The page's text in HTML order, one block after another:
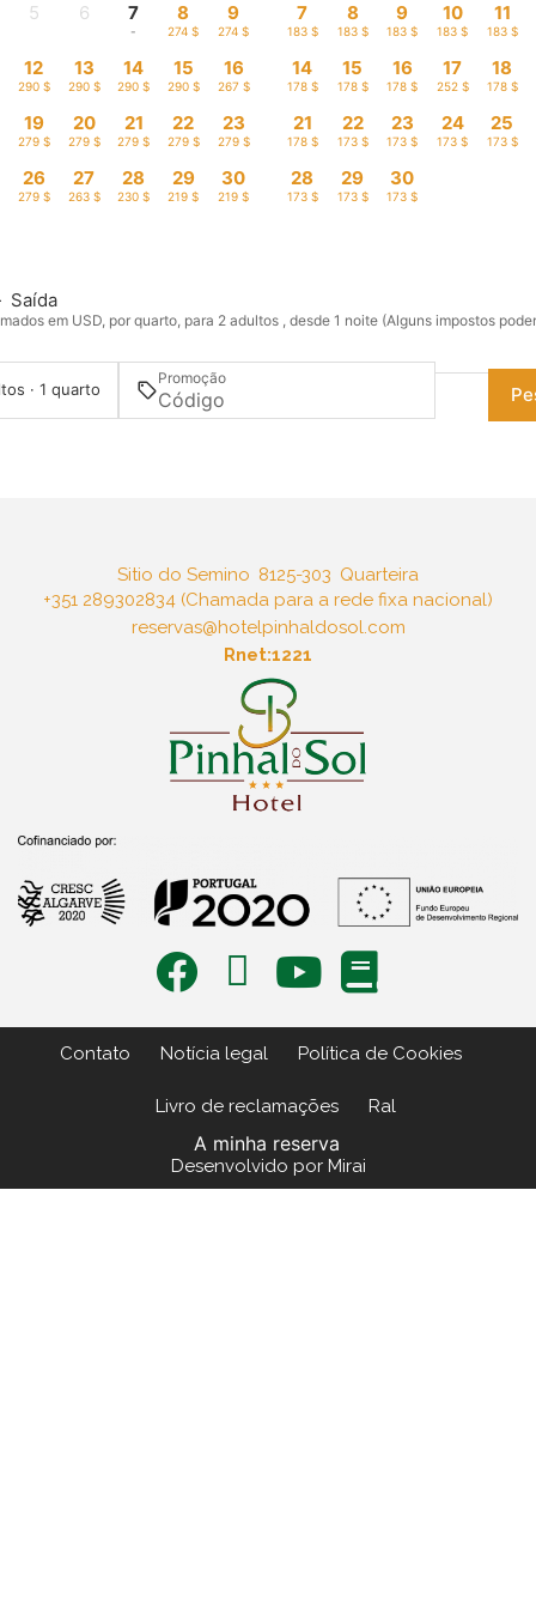
5 6 7
-
8
274 $
9
274 $
12
290 $
13
290 $
14
290 $
15
290 $
16
267 $
19
279 $
20
279 $
21
279 $
22
279 $
23
279 $
26
279 $
27
263 $
28
230 $
29
219 $
30
219 $
7
183 $
8
183 $
9
183 $
10
183 $
11
183 $
14
178 $
15
178 $
16
178 $
17
252 $
18
178 $
21
178 $
22
173 $
23
173 $
24
173 $
25
173 $
28
173 $
29
173 $
30
173 $
Saída
em USD, por quarto, para 2 adultos , desde 1 noite (Alguns impostos
· 1 quarto
Promoção
Sitio do Semino 8125-303 Quarteira
+351 289302834 (Chamada para a rede fixa nacional)
reservas@hotelpinhaldosol.com
Rnet:1221
Contato Notícia legal Política de Cookies
Livro de reclamações Ral
A minha reserva
Desenvolvido por Mirai